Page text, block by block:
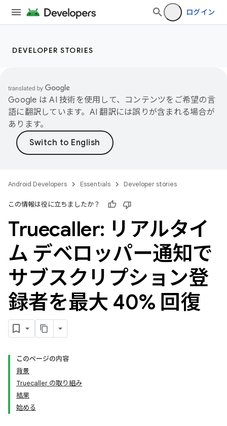
ログイン
DEVELOPER STORIES
Google は AI 技術を使用して、コンテンツをご希望の言
語に翻訳しています。AI 翻訳には誤りが含まれる場合が
あります。
Android Developers Essentials Developer stories
この情報は役に立ちましたか？
Truecaller: リアルタイ
ム デベロッパー通知で
サブスクリプション登
録者を最大 40% 回復
このページの内容
背景
Truecaller の取り組み
結果
始める